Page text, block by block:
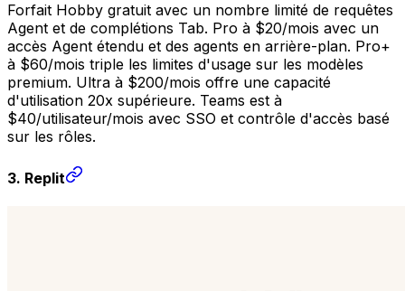
Forfait Hobby gratuit avec un nombre limité de requêtes
Agent et de complétions Tab. Pro à $20/mois avec un
accès Agent étendu et des agents en arrière-plan. Pro+
à $60/mois triple les limites d'usage sur les modèles
premium. Ultra à $200/mois offre une capacité
d'utilisation 20x supérieure. Teams est à
$40/utilisateur/mois avec SSO et contrôle d'accès basé
sur les rôles.
3. Replit